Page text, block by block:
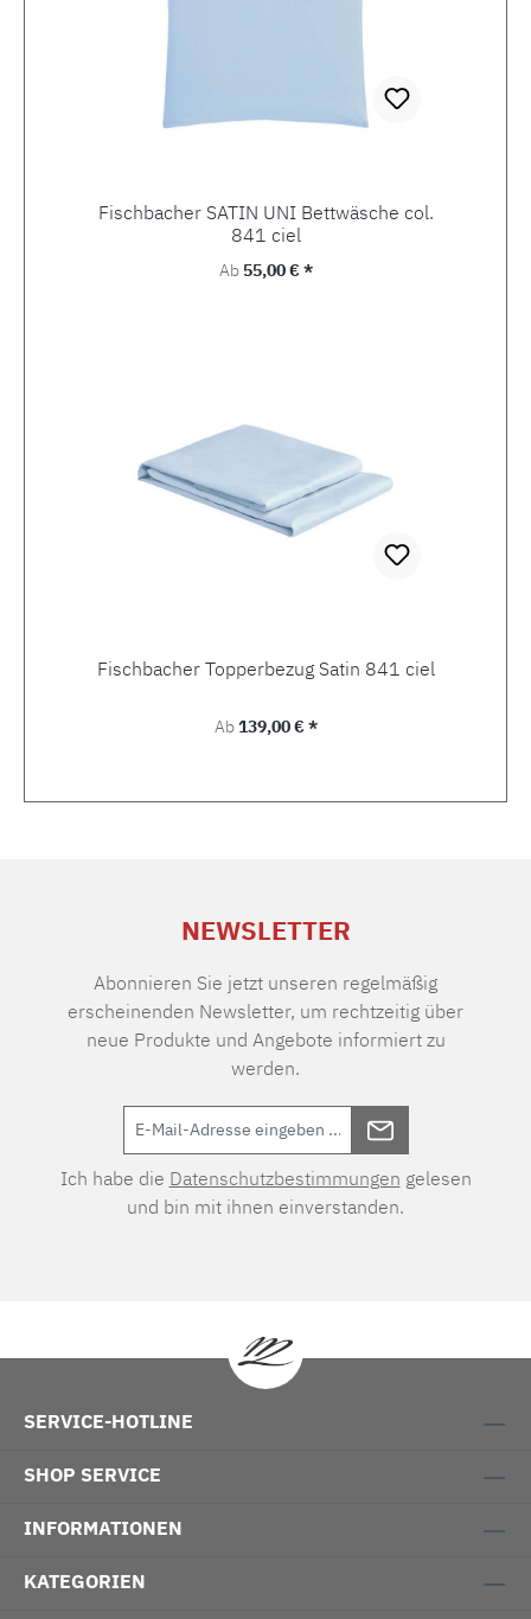
Fischbacher SATIN UNI Bettwäsche col.
841 ciel
Regulärer Preis:
Ab 55,00 € *
Fischbacher Topperbezug Satin 841 ciel
Regulärer Preis:
Ab139,00 € *
NEWSLETTER
Abonnieren Sie jetzt unseren regelmäßig
erscheinenden Newsletter, um rechtzeitig über
neue Produkte und Angebote informiert zu
werden.
Ich habe die Datenschutzbestimmungen gelesen
und bin mit ihnen einverstanden.
SERVICE-HOTLINE
SHOP SERVICE
INFORMATIONEN
KATEGORIEN